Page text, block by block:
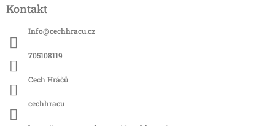
pKontakt
Info@cechhracu.cz
705108119
Cech Hráčů
cechhracu